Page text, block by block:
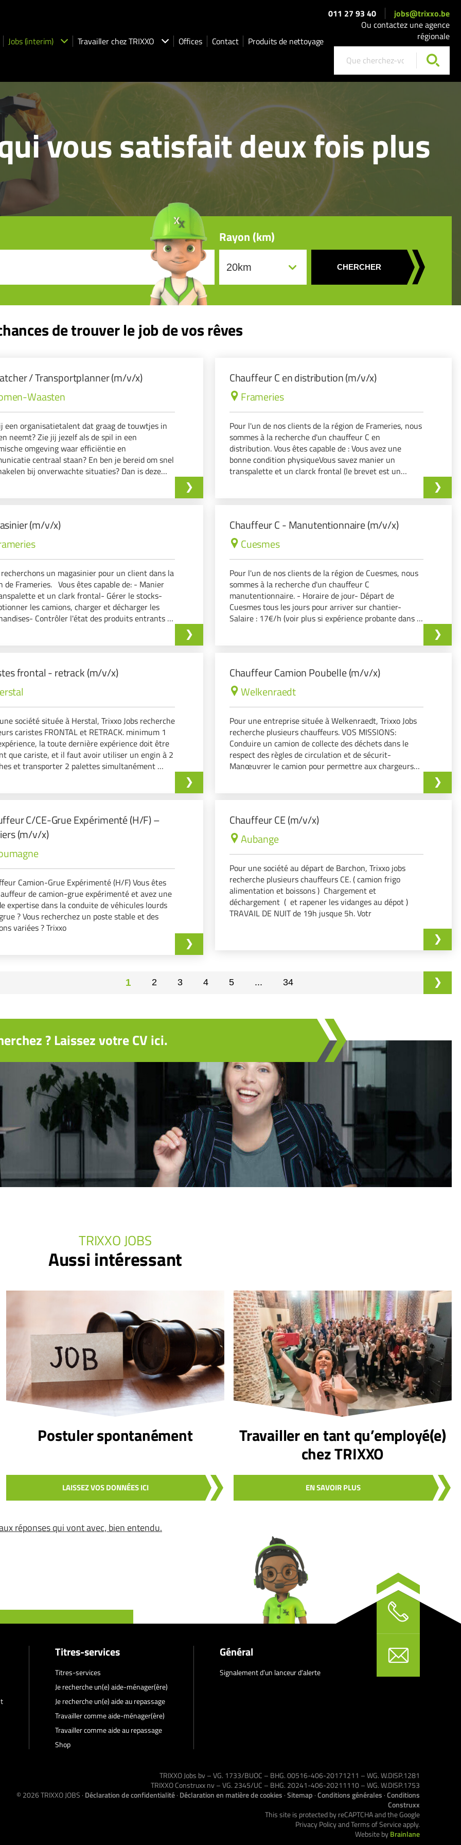
Jobs (interim) Travailler chez TRIXXO Offices Contact Produits de nettoyage
011 27 93 40
jobs@trixxo.be
Ou contactez une agence
régionale
vous satisfait deux fois plus
Rayon (km)
CHERCHER
de trouver le job de vos rêves
/ Transportplanner (m/v/x)
Waasten
een organisatietalent dat graag de touwtjes in
neemt? Zie jij jezelf als de spil in een
omgeving waar efficiëntie en
centraal staan? En ben je bereid om snel
bij onverwachte situaties? Dan is deze
Chauffeur C en distribution (m/v/x)
Frameries
Pour l'un de nos clients de la région de Frameries, nous
sommes à la recherche d'un chauffeur C en
distribution. Vous êtes capable de : Vous avez une
bonne condition physiqueVous savez manier un
transpalette et un clarck frontal (le brevet est un
(m/v/x)
un magasinier pour un client dans la
de Frameries. Vous êtes capable de: - Manier
et un clark frontal- Gérer le stocks-
les camions, charger et décharger les
Contrôler l'état des produits entrants et
Chauffeur C - Manutentionnaire (m/v/x)
Cuesmes
Pour l'un de nos clients de la région de Cuesmes, nous
sommes à la recherche d'un chauffeur C
manutentionnaire. - Horaire de jour- Départ de
Cuesmes tous les jours pour arriver sur chantier-
Salaire : 17€/h (voir plus si expérience probante dans le
frontal - retrack (m/v/x)
société située à Herstal, Trixxo Jobs recherche
caristes FRONTAL et RETRACK. minimum 1
la toute dernière expérience doit être
que cariste, et il faut avoir utiliser un engin à 2
et transporter 2 palettes simultanément
Chauffeur Camion Poubelle (m/v/x)
Welkenraedt
Pour une entreprise située à Welkenraedt, Trixxo Jobs
recherche plusieurs chauffeurs. VOS MISSIONS:
Conduire un camion de collecte des déchets dans le
respect des règles de circulation et de sécurit-
Manœuvrer le camion pour permettre aux chargeurs
C/CE-Grue Expérimenté (H/F) –
(m/v/x)
Camion-Grue Expérimenté (H/F) Vous êtes
de camion-grue expérimenté et avez une
expertise dans la conduite de véhicules lourds
? Vous recherchez un poste stable et des
variées ? Trixxo
Chauffeur CE (m/v/x)
Aubange
Pour une société au départ de Barchon, Trixxo jobs
recherche plusieurs chauffeurs CE. ( camion frigo
alimentation et boissons ) Chargement et
déchargement ( et rapener les vidanges au dépot )
TRAVAIL DE NUIT de 19h jusque 5h. Votr
1 2 3 4 5 ... 34
? Laissez votre CV ici.
TRIXXO JOBS
Aussi intéressant
Postuler spontanément
LAISSEZ VOS DONNÉES ICI
Travailler en tant qu’employé(e)
chez TRIXXO
EN SAVOIR PLUS
réponses qui vont avec, bien entendu.
Titres-services
Titres-services
Je recherche un(e) aide-ménager(ère)
Je recherche un(e) aide au repassage
Travailler comme aide-ménager(ère)
Travailler comme aide au repassage
Shop
Général
Signalement d’un lanceur d’alerte
TRIXXO Jobs bv – VG. 1733/BUOC – BHG. 00516-406-20171211 – WG. W.DISP.1281
TRIXXO Construxx nv – VG. 2345/UC – BHG. 20241-406-20211110 – WG. W.DISP.1753
© 2026TRIXXO JOBS · Déclaration de confidentialité· Déclaration en matière de cookies ·Sitemap ·Conditions générales ·Conditions
Construxx
This site is protected by reCAPTCHA and the Google
Privacy PolicyandTerms of Serviceapply.
Website byBrainlane